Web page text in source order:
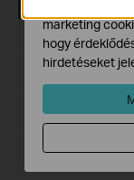
Kiadás dátuma:
Több
Fájlméret:72.37
Operációs
marketing
hogy
hirdetéseket